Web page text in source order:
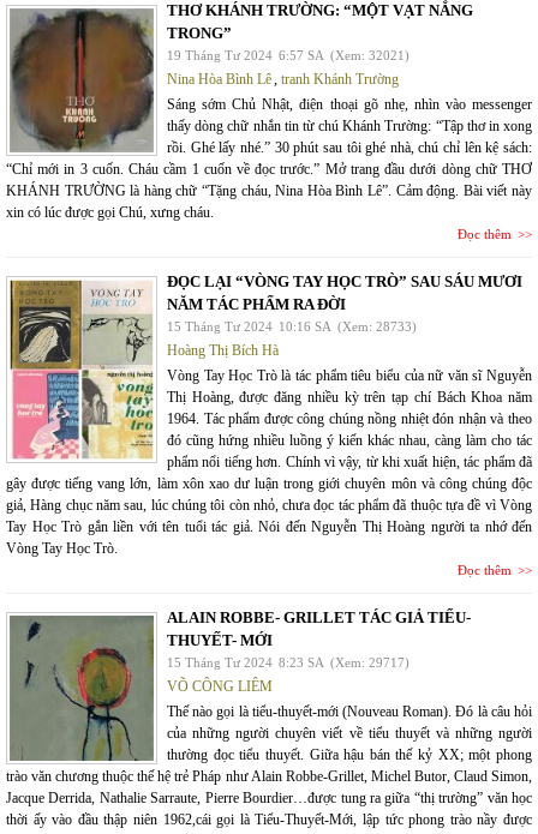
THƠ KHÁNH TRƯỜNG: “MỘT VẠT NẮNG
TRONG”
19 Tháng Tư 2024 6:57 SA (Xem: 32021)
Nina Hòa Bình Lê, tranh Khánh Trường
Sáng sớm Chủ Nhật, điện thoại gõ nhẹ, nhìn vào messenger
thấy dòng chữ nhắn tin từ chú Khánh Trường: “Tập thơ in xong
rồi. Ghé lấy nhé.” 30 phút sau tôi ghé nhà, chú chỉ lên kệ sách:
“Chỉ mới in 3 cuốn. Cháu cầm 1 cuốn về đọc trước.” Mở trang đầu dưới dòng chữ THƠ
KHÁNH TRƯỜNG là hàng chữ “Tặng cháu, Nina Hòa Bình Lê”. Cảm động. Bài viết này
xin có lúc được gọi Chú, xưng cháu.
Đọc thêm
ĐỌC LẠI “VÒNG TAY HỌC TRÒ” SAU SÁU MƯƠI
NĂM TÁC PHẨM RA ĐỜI
15 Tháng Tư 2024 10:16 SA (Xem: 28733)
Hoàng Thị Bích Hà
Vòng Tay Học Trò là tác phẩm tiêu biểu của nữ văn sĩ Nguyễn
Thị Hoàng, được đăng nhiều kỳ trên tạp chí Bách Khoa năm
1964. Tác phẩm được công chúng nồng nhiệt đón nhận và theo
đó cũng hứng nhiều luồng ý kiến khác nhau, càng làm cho tác
phẩm nổi tiếng hơn. Chính vì vậy, từ khi xuất hiện, tác phẩm đã
gây được tiếng vang lớn, làm xôn xao dư luận trong giới chuyên môn và công chúng độc
giả, Hàng chục năm sau, lúc chúng tôi còn nhỏ, chưa đọc tác phẩm đã thuộc tựa đề vì Vòng
Tay Học Trò gắn liền với tên tuổi tác giả. Nói đến Nguyễn Thị Hoàng người ta nhớ đến
Vòng Tay Học Trò.
Đọc thêm
ALAIN ROBBE- GRILLET TÁC GIẢ TIỂU-
THUYẾT- MỚI
15 Tháng Tư 2024 8:23 SA (Xem: 29717)
VÕ CÔNG LIÊM
Thế nào gọi là tiểu-thuyết-mới (Nouveau Roman). Đó là câu hỏi
của những người chuyên viết về tiểu thuyết và những người
thường đọc tiểu thuyết. Giữa hậu bán thế kỷ XX; một phong
trào văn chương thuộc thế hệ trẻ Pháp như Alain Robbe-Grillet, Michel Butor, Claud Simon,
Jacque Derrida, Nathalie Sarraute, Pierre Bourdier…được tung ra giữa “thị trường” văn học
thời ấy vào đầu thập niên 1962,cái gọi là Tiểu-Thuyết-Mới, lập tức phong trào nầy được